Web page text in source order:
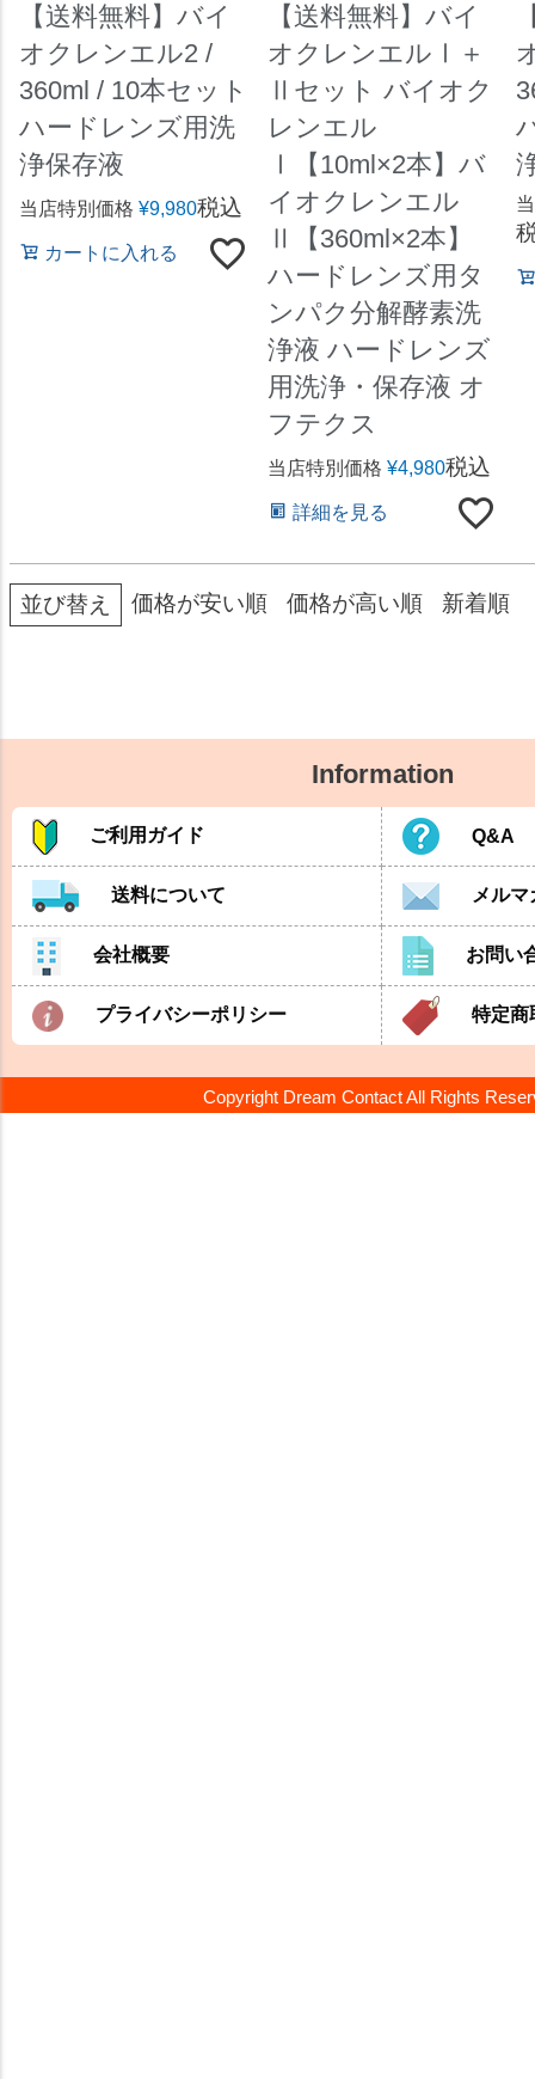
【送料無料】バイ
オクレンエル2 /
360ml / 10本セット
ハードレンズ用洗
浄保存液
当店特別価格 ¥9,980税込
カートに入れる
【送料無料】バイ
オクレンエルⅠ＋
Ⅱセット バイオク
レンエル
Ⅰ【10ml×2本】バ
イオクレンエル
Ⅱ【360ml×2本】
ハードレンズ用タ
ンパク分解酵素洗
浄液 ハードレンズ
用洗浄・保存液 オ
フテクス
当店特別価格 ¥4,980税込
詳細を見る
並び替え 価格が安い順 価格が高い順 新着順
Information
ご利用ガイド Q&A
送料について メル
会社概要 お問い
プライバシーポリシー 特定商
Copyright Dream Contact All Rights